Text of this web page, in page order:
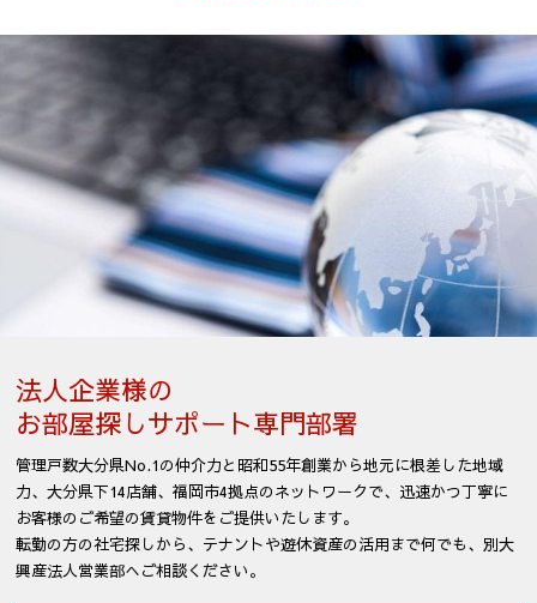
法人企業様の
お部屋探しサポート専門部署
管理戸数大分県No.1の仲介力と昭和55年創業から地元に根差した地域
力、大分県下14店舗、福岡市4拠点のネットワークで、 迅速かつ丁寧に
お客様のご希望の賃貸物件をご提供いたします。
転勤の方の社宅探しから、テナントや遊休資産の活用まで何でも、別大
興産法人営業部へご相談ください。